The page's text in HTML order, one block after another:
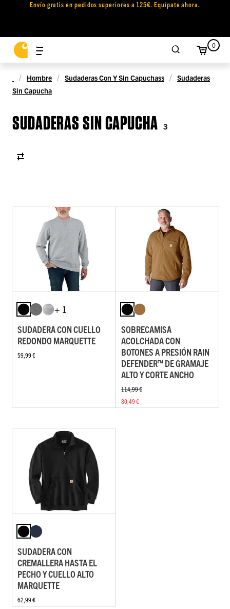
Envío gratis en pedidos superiores a 125€. Equípate ahora.
0
Hombre Sudaderas Con Y Sin Capuchass
Sudaderas
Sin Capucha
SUDADERAS SIN CAPUCHA 3
+ 1
SUDADERA CON CUELLO
REDONDO MARQUETTE
59,99 €
SOBRECAMISA
ACOLCHADA CON
BOTONES A PRESIÓN RAIN
DEFENDER™ DE GRAMAJE
ALTO Y CORTE ANCHO
114,99 €
80,49 €
SUDADERA CON
CREMALLERA HASTA EL
PECHO Y CUELLO ALTO
MARQUETTE
62,99 €